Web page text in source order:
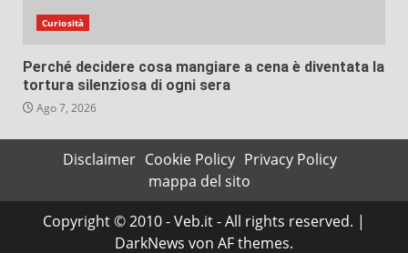
Curiosità
Perché decidere cosa mangiare a cena è diventata la
tortura silenziosa di ogni sera
Ago 7, 2026
Disclaimer Cookie Policy Privacy Policy
mappa del sito
Copyright © 2010 - Veb.it - All rights reserved. |
DarkNews von AF themes.